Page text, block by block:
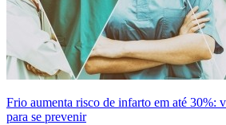
Frio aumenta risco de infarto em até 30%:
para se prevenir